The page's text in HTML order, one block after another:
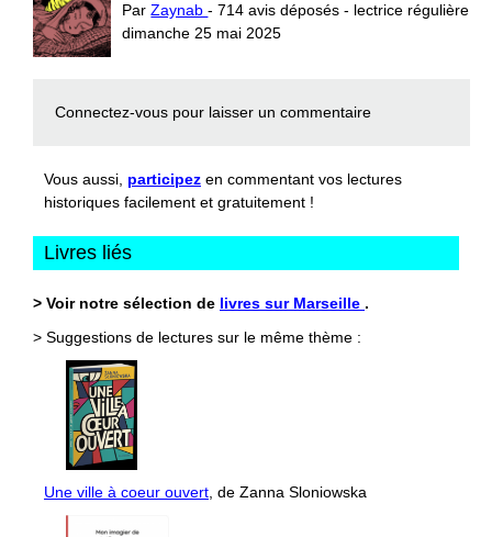
ParZaynab- 714 avis déposés - lectrice régulière
dimanche 25 mai 2025
Connectez-vous pour laisser un commentaire
Vous aussi, participez en commentant vos lectures
historiques facilement et gratuitement !
Livres liés
> Voir notre sélection de livres sur Marseille .
> Suggestions de lectures sur le même thème :
Une ville à coeur ouvert, de Zanna Sloniowska